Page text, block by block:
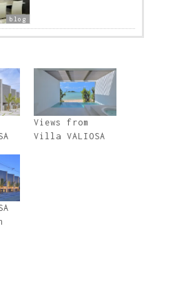
blog
Views from
Villa VALIOSA